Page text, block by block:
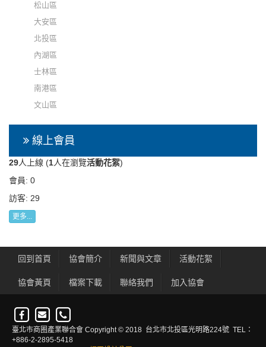
松山區
大安區
北投區
內湖區
士林區
南港區
文山區
線上會員
29人上線 (1人在瀏覽活動花絮)
會員: 0
訪客: 29
更多...
回到首頁 協會簡介 新聞與文章 活動花絮
協會黃頁 檔案下載 聯絡我們 加入協會
臺北市商圈產業聯合會 Copyright © 2018 台北市北投區光明路224號 TEL：
+886-2-2895-5418